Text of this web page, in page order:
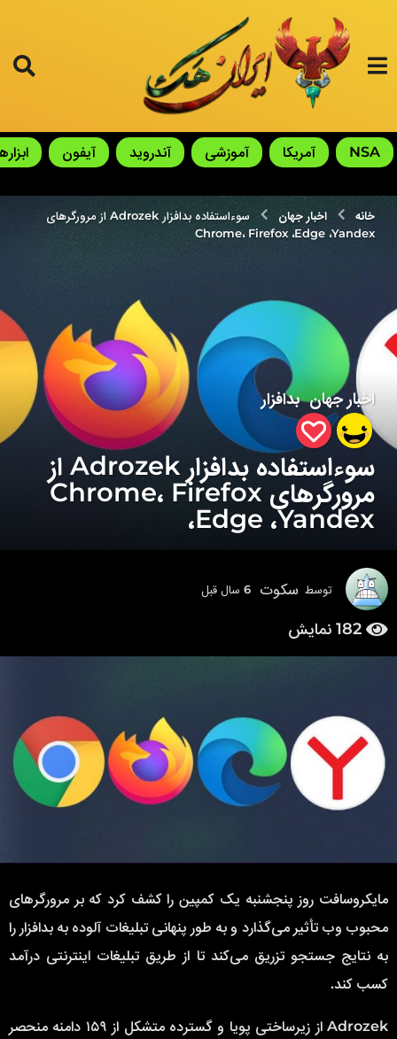
NSA آمریکا آموزشی آندروید آیفون
خانه اخبار جهان
سوءاستفاده بدافزار Adrozek از مرورگرهای
Chrome، Firefox ،Edge ،Yandex
6
س
ا
ل
ب
ل
6
س
ا
ل
ق
ب
اخبار جهان ,
بدافزار
سوءاستفاده بدافزار Adrozek از
مرورگرهای Chrome، Firefox
،Edge ،Yandex
توسط سکوت 6 سال قبل
ق
182 نمایش
مایکروسافت روز پنجشنبه یک کمپین را کشف کرد که بر مرورگرهای
محبوب وب تأثیر می‌گذارد و به طور پنهانی تبلیغات آلوده به بدافزار را
به نتایج جستجو تزریق می‌کند تا از طریق تبلیغات اینترنتی درآمد
کسب کند.
Adrozek از زیرساختی پویا و گسترده متشکل از ۱۵۹ دامنه منحصر